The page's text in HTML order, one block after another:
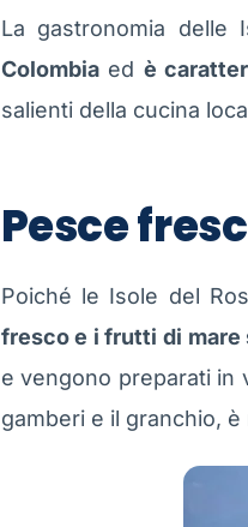
La gastronomia delle
Colombiaed è
salienti della cucina
Pesce
Poiché le Isole del
fresco e i frutti di
e vengono preparati in
gamberi e il granchio,